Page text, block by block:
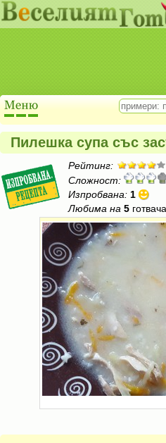
Пилешка супа със
Рейтинг:
Сложност:
Изпробвана: 1
Любима на 5 готвача